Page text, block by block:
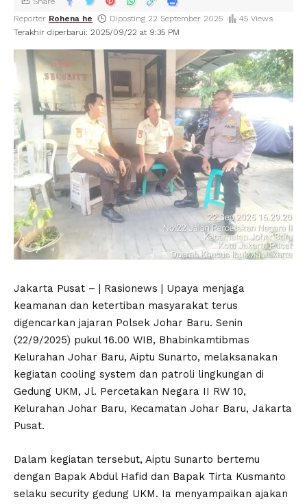
Terakhir diperbarui: 2025/09/22 at 9:35 PM
Reporter Rohena he Diposting 22 September 2025 45 Views
Jakarta Pusat – | Rasionews | Upaya menjaga
keamanan dan ketertiban masyarakat terus
digencarkan jajaran Polsek Johar Baru. Senin
(22/9/2025) pukul 16.00 WIB, Bhabinkamtibmas
Kelurahan Johar Baru, Aiptu Sunarto, melaksanakan
kegiatan cooling system dan patroli lingkungan di
Gedung UKM, Jl. Percetakan Negara II RW 10,
Kelurahan Johar Baru, Kecamatan Johar Baru, Jakarta
Pusat.
Dalam kegiatan tersebut, Aiptu Sunarto bertemu
dengan Bapak Abdul Hafid dan Bapak Tirta Kusmanto
selaku security gedung UKM. Ia menyampaikan ajakan